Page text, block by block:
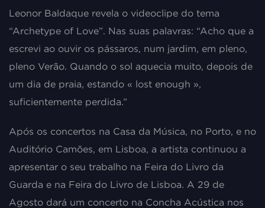
Leonor Baldaque revela o videoclipe do tema
“Archetype of Love”. Nas suas palavras: “Acho que a
escrevi ao ouvir os pássaros, num jardim, em pleno,
pleno Verão. Quando o sol aquecia muito, depois de
um dia de praia, estando « lost enough »,
suficientemente perdida.”
Após os concertos na Casa da Música, no Porto, e no
Auditório Camões, em Lisboa, a artista continuou a
apresentar o seu trabalho na Feira do Livro da
Guarda e na Feira do Livro de Lisboa. A 29 de
Agosto dará um concerto na Concha Acústica nos